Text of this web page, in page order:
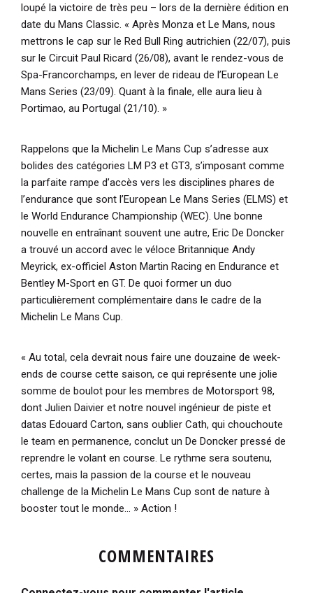
loupé la victoire de très peu – lors de la dernière édition en
date du Mans Classic. « Après Monza et Le Mans, nous
mettrons le cap sur le Red Bull Ring autrichien (22/07), puis
sur le Circuit Paul Ricard (26/08), avant le rendez-vous de
Spa-Francorchamps, en lever de rideau de l’European Le
Mans Series (23/09). Quant à la finale, elle aura lieu à
Portimao, au Portugal (21/10). »
Rappelons que la Michelin Le Mans Cup s’adresse aux
bolides des catégories LM P3 et GT3, s’imposant comme
la parfaite rampe d’accès vers les disciplines phares de
l’endurance que sont l’European Le Mans Series (ELMS) et
le World Endurance Championship (WEC). Une bonne
nouvelle en entraînant souvent une autre, Eric De Doncker
a trouvé un accord avec le véloce Britannique Andy
Meyrick, ex-officiel Aston Martin Racing en Endurance et
Bentley M-Sport en GT. De quoi former un duo
particulièrement complémentaire dans le cadre de la
Michelin Le Mans Cup.
« Au total, cela devrait nous faire une douzaine de week-
ends de course cette saison, ce qui représente une jolie
somme de boulot pour les membres de Motorsport 98,
dont Julien Daivier et notre nouvel ingénieur de piste et
datas Edouard Carton, sans oublier Cath, qui chouchoute
le team en permanence, conclut un De Doncker pressé de
reprendre le volant en course. Le rythme sera soutenu,
certes, mais la passion de la course et le nouveau
challenge de la Michelin Le Mans Cup sont de nature à
booster tout le monde… » Action !
COMMENTAIRES